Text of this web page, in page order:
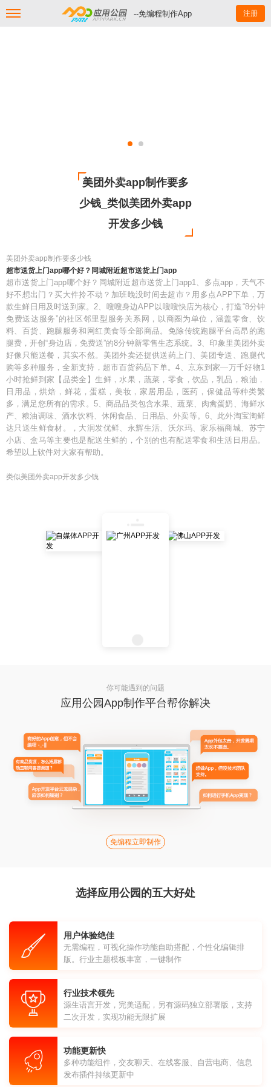
--免编程制作App 注册
美团外卖app制作要多
少钱_类似美团外卖app
开发多少钱
美团外卖app制作要多少钱
超市送货上门app哪个好？同城附近超市送货上门app
超市送货上门app哪个好？同城附近超市送货上门app1、多点app，天气不
好不想出门？买大件拎不动？加班晚没时间去超市？用多点APP下单，万
款生鲜日用及时送到家。2、嗖嗖身边APP以嗖嗖快店为核心，打造“8分钟
免费送达服务”的社区邻里型服务关系网，以商圈为单位，涵盖零食、饮
料、百货、跑腿服务和网红美食等全部商品。免除传统跑腿平台高昂的跑
腿费，开创“身边店，免费送”的8分钟新零售生态系统。3、印象里美团外卖
好像只能送餐，其实不然。美团外卖还提供送药上门、美团专送、跑腿代
购等多种服务，全新支持，超市百货药品下单。4、京东到家—万千好物1
小时抢鲜到家【品类全】生鲜，水果，蔬菜，零食，饮品，乳品，粮油，
日用品，烘焙，鲜花，蛋糕，美妆，家居用品，医药，保健品等种类繁
多，满足您所有的需求。5、商品品类包含水果、蔬菜、肉禽蛋奶、海鲜水
产、粮油调味、酒水饮料、休闲食品、日用品、外卖等。6、此外淘宝淘鲜
达只送生鲜食材。，大润发优鲜、永辉生活、沃尔玛、家乐福商城、苏宁
小店、盒马等主要也是配送生鲜的，个别的也有配送零食和生活日用品。
希望以上软件对大家有帮助。
类似美团外卖app开发多少钱
你可能遇到的问题
应用公园App制作平台帮你解决
免编程立即制作
选择应用公园的五大好处
用户体验绝佳
无需编程，可视化操作功能自助搭配，个性化编辑排
版。行业主题模板丰富，一键制作
行业技术领先
源生语言开发，完美适配，另有源码独立部署版，支持
二次开发，实现功能无限扩展
功能更新快
多种功能组件，交友聊天、在线客服、自营电商、信息
发布插件持续更新中